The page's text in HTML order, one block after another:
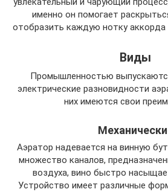
именно он помогает
отобразить каждую нотку аккорда
Виды
Промышленностью
электрические разновидности
них имеются свои
Аэратор надевается на винную
множество каналов,
воздуха, вино быстро
Устройство имеет различные